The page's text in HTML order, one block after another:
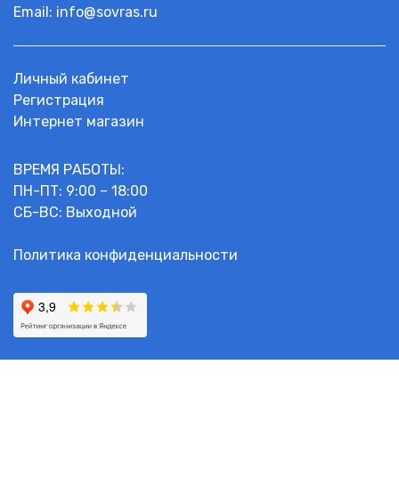
Личный кабинет
Регистрация
Интернет магазин
ВРЕМЯ РАБОТЫ:
ПН-ПТ: 9:00 – 18:00
СБ-ВС: Выходной
Политика конфиденциальности
Email: info@sovras.ru